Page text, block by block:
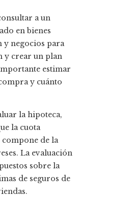
a un
en bienes
y negocios para
y crear un plan
estimar
y cuánto
la hipoteca,
la cuota
compone de la
La evaluación
sobre la
de seguros de